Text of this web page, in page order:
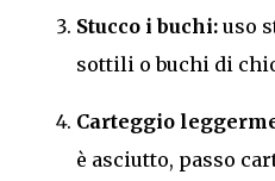
Stucco i buchi: uso
sottili o buchi di
Carteggio
è asciutto, passo